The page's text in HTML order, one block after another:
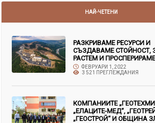
НАЙ-ЧЕТЕНИ
РАЗКРИВАМЕ РЕСУРСИ И
СЪЗДАВАМЕ СТОЙНОСТ,
РАСТЕМ И
ФЕВРУАРИ 1, 2022
3 521 ПРЕГЛЕЖДАНИЯ
КОМПАНИИТЕ
„ЕЛАЦИТЕ-МЕД“,
„ГЕОСТРОЙ“ И ОБЩИНА